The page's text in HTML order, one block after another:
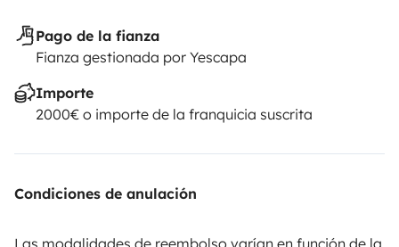
Pago de la fianza
Fianza gestionada por Yescapa
Importe
2000€ o importe de la franquicia suscrita
Condiciones de anulación
Las modalidades de reembolso varían en función de la